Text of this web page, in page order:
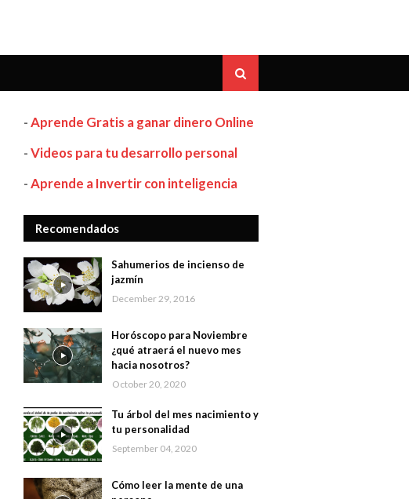
-Aprende Gratis a ganar dinero Online
-Videos para tu desarrollo personal
-Aprende a Invertir con inteligencia
Recomendados
Sahumerios de incienso de
jazmín
December 29, 2016
Horóscopo para Noviembre
¿qué atraerá el nuevo mes
hacia nosotros?
October 20, 2020
Tu árbol del mes nacimiento y
tu personalidad
September 04, 2020
Cómo leer la mente de una